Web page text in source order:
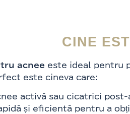
CINE
acnee este ideal pentru
este cineva care:
activă sau cicatrici
și eficientă pentru a